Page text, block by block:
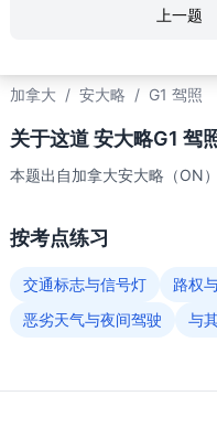
上一题
加拿大 / 安大略 / G1 驾照
关于这道 安大略G1 驾
本题出自加拿大安大略（ON
按考点练习
交通标志与信号灯 路权
恶劣天气与夜间驾驶
与